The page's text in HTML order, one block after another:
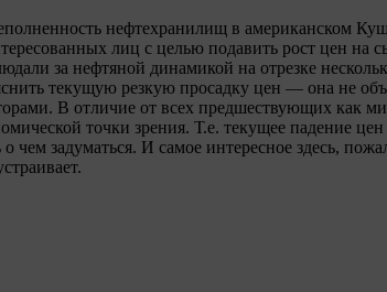
нефтехранилищ в американском
лиц с целью подавить рост цен
за нефтяной динамикой на отрезке
текущую резкую просадку цен — она не
В отличие от всех предшествующих как
точки зрения. Т.е. текущее падение
о чем задуматься. И самое интересное здесь,